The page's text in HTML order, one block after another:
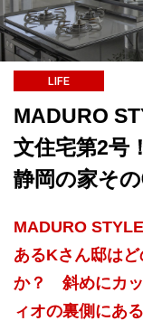
LIFE
MADURO
文住宅第2号
静岡の家そ
MADURO
あるKさん邸は
か？ 斜めにカッ
ィオの裏側にあ